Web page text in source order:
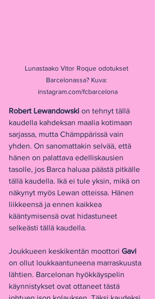
Lunastaako Vitor Roque odotukset
Barcelonassa? Kuva:
instagram.com/fcbarcelona
Robert Lewandowski on tehnyt tällä
kaudella kahdeksan maalia kotimaan
sarjassa, mutta Chämppärissä vain
yhden. On sanomattakin selvää, että
hänen on palattava edelliskausien
tasolle, jos Barca haluaa päästä pitkälle
tällä kaudella. Ikä ei tule yksin, mikä on
näkynyt myös Lewan otteissa. Hänen
liikkeensä ja ennen kaikkea
kääntymisensä ovat hidastuneet
selkeästi tällä kaudella.
Joukkueen keskikentän moottori Gavi
on ollut loukkaantuneena marraskuusta
lähtien. Barcelonan hyökkäyspelin
käynnistykset ovat ottaneet tästä